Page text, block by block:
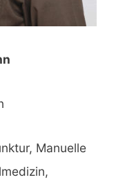
Manuelle